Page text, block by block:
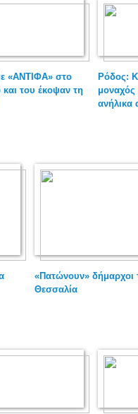
«ΑΝΤΙΦΑ» στο
και του έκοψαν τη
Ρόδος:
μοναχός
ανήλικα
«Πατώνουν»
Θεσσαλία